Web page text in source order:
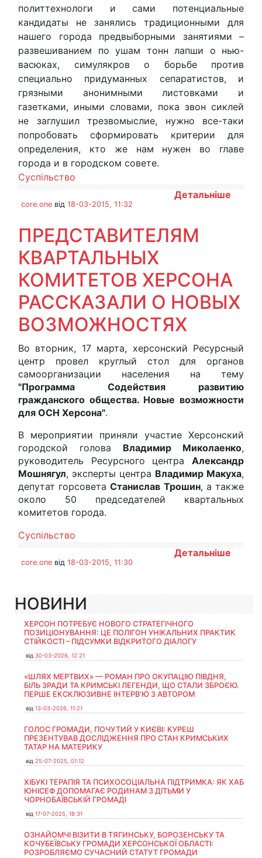
политтехнологи и сами потенциальные
кандидаты не занялись традиционными для
нашего города предвыборными занятиями –
развешиванием по ушам тонн лапши о нью-
васюках, симулякров о борьбе против
специально придуманных сепаратистов, и
грязными анонимными листовками и
газетками, иными словами, пока звон сиклей
не заглушил трезвомыслие, нужно все-таки
попробовать сформировать критерии для
определения, кто же нам нужен во главе
города и в городском совете.
Суспільство
Детальніше
core.one від 18-03-2015, 11:32
ПРЕДСТАВИТЕЛЯМ
КВАРТАЛЬНЫХ
КОМИТЕТОВ ХЕРСОНА
РАССКАЗАЛИ О НОВЫХ
ВОЗМОЖНОСТЯХ
Во вторник, 17 марта, херсонский Ресурсный
центр провел круглый стол для органов
самоорганизации населения на тему
"Программа Содействия развитию
гражданского общества. Новые возможности
для ОСН Херсона".
В мероприятии приняли участие Херсонский
городской голова Владимир Миколаенко,
руководитель Ресурсного центра Александр
Мошнягул, эксперты центра Владимир Макуха,
депутат горсоветаСтанислав Трошин, а также
около 50 председателей квартальных
комитетов города.
Суспільство
Детальніше
core.one від 18-03-2015, 11:30
НОВИНИ
ХЕРСОН ПОТРЕБУЄ НОВОГО СТРАТЕГІЧНОГО
ПОЗИЦІОНУВАННЯ: ЦЕ ПОЛІГОН УНІКАЛЬНИХ ПРАКТИК
СТІЙКОСТІ – ПІДСУМКИ ВІДКРИТОГО ДІАЛОГУ
від 30-03-2026, 12:21
«ШЛЯХ МЕРТВИХ» — РОМАН ПРО ОКУПАЦІЮ ПІВДНЯ,
БІЛЬ ЗРАДИ ТА КРИМСЬКІ ЛЕГЕНДИ, ЩО СТАЛИ ЗБРОЄЮ.
ПЕРШЕ ЕКСКЛЮЗИВНЕ ІНТЕРВ'Ю З АВТОРОМ
від 13-03-2026, 11:21
ГОЛОС ГРОМАДИ, ПОЧУТИЙ У КИЄВІ: КУРЕШ
ПРЕЗЕНТУВАВ ДОСЛІДЖЕННЯ ПРО СТАН КРИМСЬКИХ
ТАТАР НА МАТЕРИКУ
від 25-07-2025, 01:12
ХІБУКІ ТЕРАПІЯ ТА ПСИХОСОЦІАЛЬНА ПІДТРИМКА: ЯК ХАБ
ЮНІСЕФ ДОПОМАГАЄ РОДИНАМ З ДІТЬМИ У
ЧОРНОБАЇВСЬКІЙ ГРОМАДІ
від 17-07-2025, 18:31
ОЗНАЙОМЧІ ВІЗИТИ В ТЯГИНСЬКУ, БОРОЗЕНСЬКУ ТА
КОЧУБЕЇВСЬКУ ГРОМАДИ ХЕРСОНСЬКОЇ ОБЛАСТІ:
РОЗРОБЛЯЄМО СУЧАСНИЙ СТАТУТ ГРОМАДИ